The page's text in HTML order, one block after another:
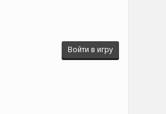
Войти в игру